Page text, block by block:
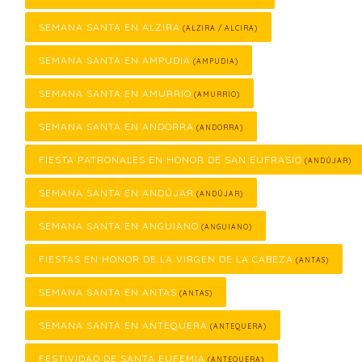
SEMANA SANTA EN ALZIRA (ALZIRA / ALCIRA)
SEMANA SANTA EN AMPUDIA (AMPUDIA)
SEMANA SANTA EN AMURRIO (AMURRIO)
SEMANA SANTA EN ANDORRA (ANDORRA)
FIESTA PATRONALES EN HONOR DE SAN EUFRASIO (ANDÚJAR)
SEMANA SANTA EN ANDÚJAR (ANDÚJAR)
SEMANA SANTA EN ANGUIANO (ANGUIANO)
FIESTAS EN HONOR DE LA VIRGEN DE LA CABEZA (ANTAS)
SEMANA SANTA EN ANTAS (ANTAS)
SEMANA SANTA EN ANTEQUERA (ANTEQUERA)
FESTIVIDAD DE SANTA EUFEMIA (ANTEQUERA)